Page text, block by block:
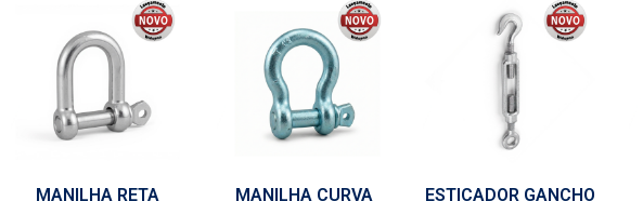
MANILHA RETA MANILHA CURVA
ESTICADOR GANCHO